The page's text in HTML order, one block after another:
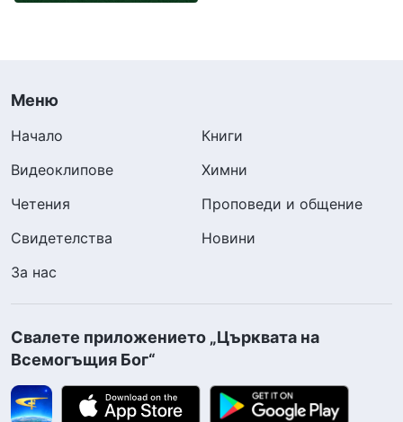
Меню
Начало
Книги
Видеоклипове
Химни
Четения
Проповеди и общение
Свидетелства
Новини
За нас
Свалете приложението „Църквата на
Всемогъщия Бог“